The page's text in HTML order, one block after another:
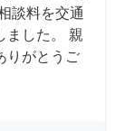
談料を交通
ました。 親
りがとうご